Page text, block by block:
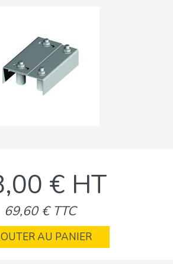
€ HT
69,60 € TTC
AU PANIER